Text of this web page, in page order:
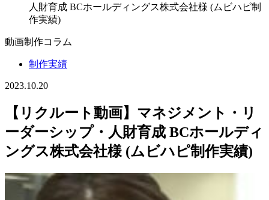
人財育成 BCホールディングス株式会社様 (ムビハピ制
作実績)
動画制作コラム
制作実績
2023.10.20
【リクルート動画】マネジメント・リ
ーダーシップ・人財育成 BCホールディ
ングス株式会社様 (ムビハピ制作実績)